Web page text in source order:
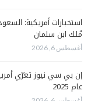
استخبارات أمريكية:
مُلك ابن سلمان
أغسطس 6, 2026
إن بي سي نيوز تعرّي
عام 2025